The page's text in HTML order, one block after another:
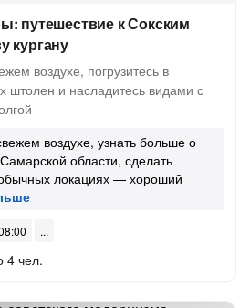
путешествие к Сокским
кургану
воздухе, погрузитесь в
штолен и насладитесь видами с
воздухе, узнать больше о
области, сделать
локациях — хороший
4 чел.